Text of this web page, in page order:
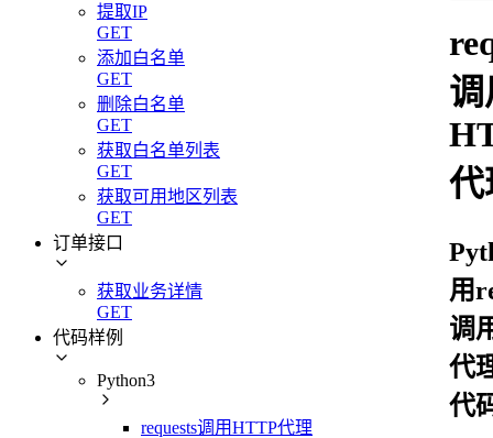
提取IP
GET
添加白名单
GET
删除白名单
GET
获取白名单列表
GET
获取可用地区列表
GET
订单接口
获取业务详情
GET
代码样例
Python3
requests调用HTTP代理
调
代
用
调
代
代